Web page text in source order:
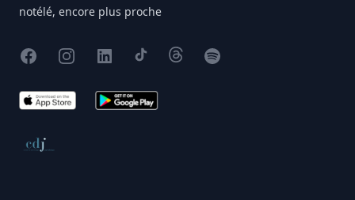
notélé, encore plus proche
FacebookInstagram
X TikTokThreadsSpotify
App Store Google Play
Conseil de déontologie journalistique